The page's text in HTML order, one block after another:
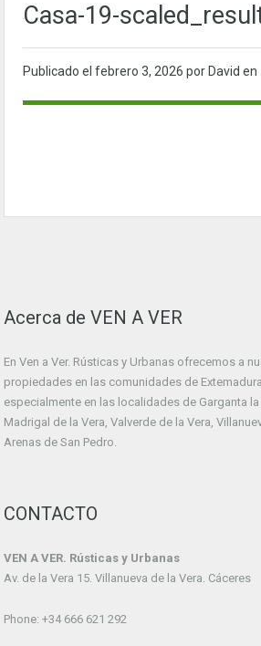
Casa-19-
Publicado el febrero 3, 2026 por David en
Acerca de VEN A VER
En Ven a Ver. Rústicas y Urbanas ofrecemos a
propiedades en las comunidades de
especialmente en las localidades de Garganta la
Madrigal de la Vera, Valverde de la Vera,
Arenas de San Pedro.
CONTACTO
VEN A VER. Rústicas y Urbanas
Av. de la Vera 15. Villanueva de la Vera. Cáceres
Phone: +34 666 621 292